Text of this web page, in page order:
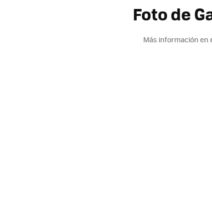
Foto de
Más información en